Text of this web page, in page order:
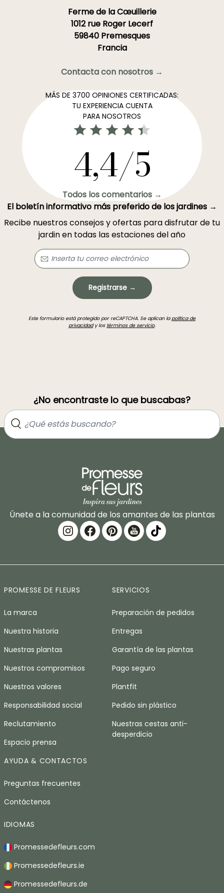
Ferme de la Cœuillerie
1012 rue Roger Lecerf
59840 Premesques
Francia
Contacta con nosotros →
MÁS DE 3700 OPINIONES CERTIFICADAS:
TU EXPERIENCIA CUENTA
PARA NOSOTROS
4,4/5
Todos los comentarios →
El boletín informativo más preferido de los jardines →
Recibe nuestros consejos y ofertas para disfrutar de tu
jardin en todas las estaciones del año
Registrarse →
Este formulario está protegido por reCAPTCHA. Se aplican lapolítica de
privacidady los términos de servicio.
¿No encontraste lo que buscabas?
Únete a la comunidad de los amantes de las plantas
PROMESSE DE FLEURS
La marca
Nuestra historia
Nuestras plantas
Nuestros compromisos
Nuestros valores
Responsabilidad social
Reclutamiento
Espacio prensa
SERVICIOS
Preparación de pedidos
Entregas
Garantía de las plantas
Pago seguro
Plantfit
Pedido sin plástico
Nuestras cestas anti-
desperdicio
AYUDA & CONTACTOS
Preguntas frecuentes
Contáctenos
IDIOMAS
Promessedefleurs.com
Promessedefleurs.ie
Promessedefleurs.de